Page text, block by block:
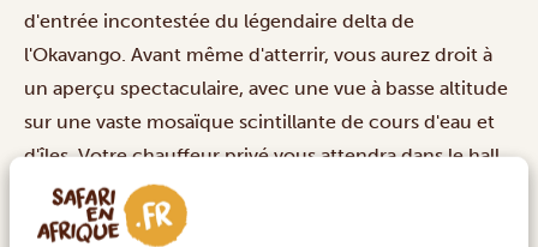
d'entrée incontestée du légendaire delta de
l'Okavango. Avant même d'atterrir, vous aurez droit à
un aperçu spectaculaire, avec une vue à basse altitude
sur une vaste mosaïque scintillante de cours d'eau et
d'îles. Votre chauffeur privé vous attendra dans le hall
des arrivées. Aujourd'hui, il vous conduira à votre
lodge, où vous pourrez vous reposer après votre long